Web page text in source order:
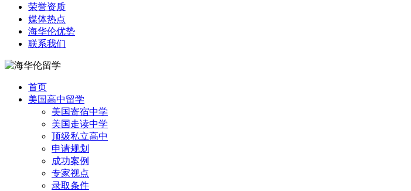
荣誉资质
媒体热点
海华伦优势
联系我们
首页
美国高中留学
美国寄宿中学
美国走读中学
顶级私立高中
申请规划
成功案例
专家视点
录取条件